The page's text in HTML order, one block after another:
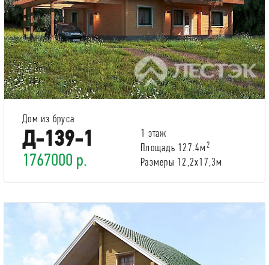
Дом из бруса
Д-139-1
1767000 р.
1 этаж
Площадь 127.4м2
Размеры 12,2х17,3м